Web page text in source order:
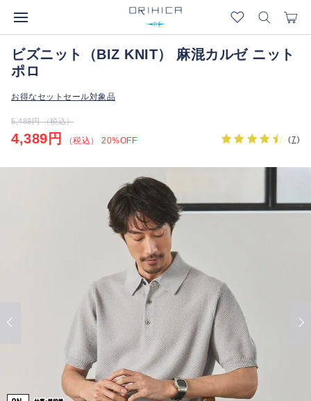
ビズニット（BIZ KNIT） 麻混カルゼ ニット
ポロ
お得なセットセール対象品
5,489円 （税込）
4,389円 （税込） 20%OFF (7)